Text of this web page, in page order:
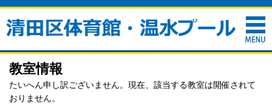
教室情報
たいへん申し訳ございません。現在、該当する教室は開催されて
おりません。